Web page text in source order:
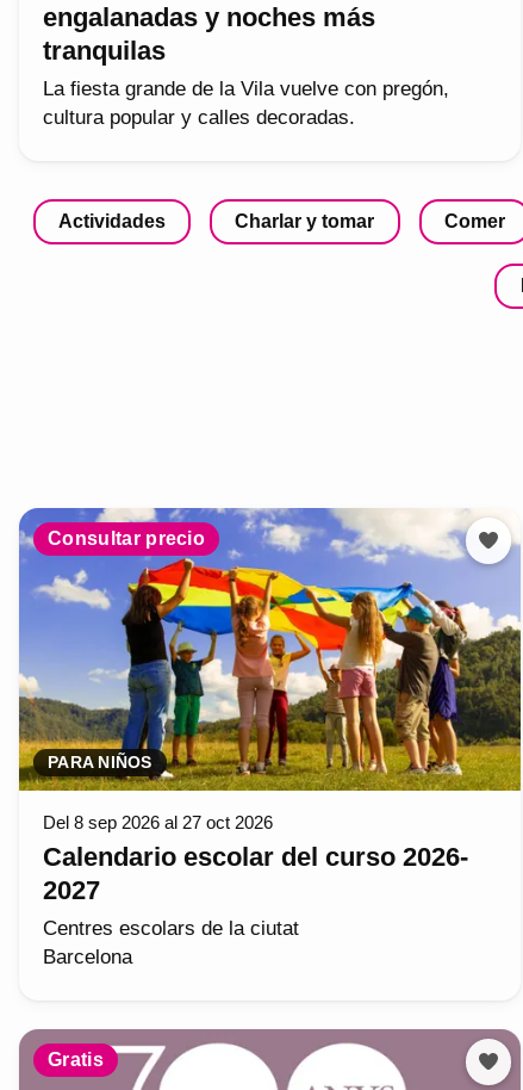
engalanadas y noches más
tranquilas
La fiesta grande de la Vila vuelve con pregón,
cultura popular y calles decoradas.
Actividades Charlar y tomar Comer
Consultar precio
PARA NIÑOS
Del 8 sep 2026 al 27 oct 2026
Calendario escolar del curso 2026-
2027
Centres escolars de la ciutat
Barcelona
Gratis